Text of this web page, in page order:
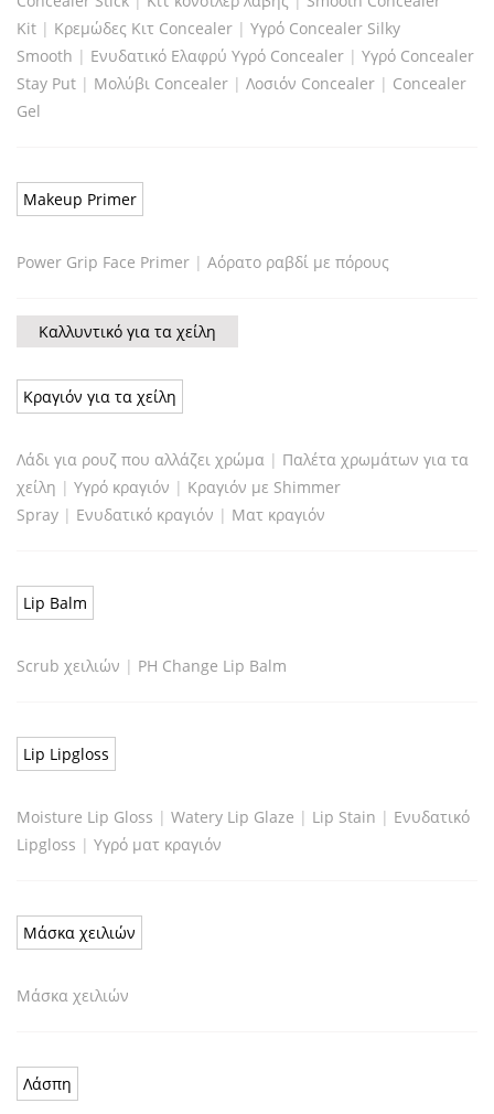
Kit | Κρεμώδες Κιτ Concealer | Υγρό Concealer Silky
Smooth | Ενυδατικό Ελαφρύ Υγρό Concealer | Υγρό Concealer
Stay Put | Μολύβι Concealer | Λοσιόν Concealer | Concealer
Gel
Makeup Primer
Power Grip Face Primer | Αόρατο ραβδί με πόρους
Καλλυντικό για τα χείλη
Κραγιόν για τα χείλη
Λάδι για ρουζ που αλλάζει χρώμα | Παλέτα χρωμάτων για τα
χείλη | Υγρό κραγιόν | Κραγιόν με Shimmer
Spray | Ενυδατικό κραγιόν | Ματ κραγιόν
Lip Balm
Scrub χειλιών | PH Change Lip Balm
Lip Lipgloss
Moisture Lip Gloss | Watery Lip Glaze | Lip Stain | Ενυδατικό
Lipgloss | Υγρό ματ κραγιόν
Μάσκα χειλιών
Μάσκα χειλιών
Λάσπη